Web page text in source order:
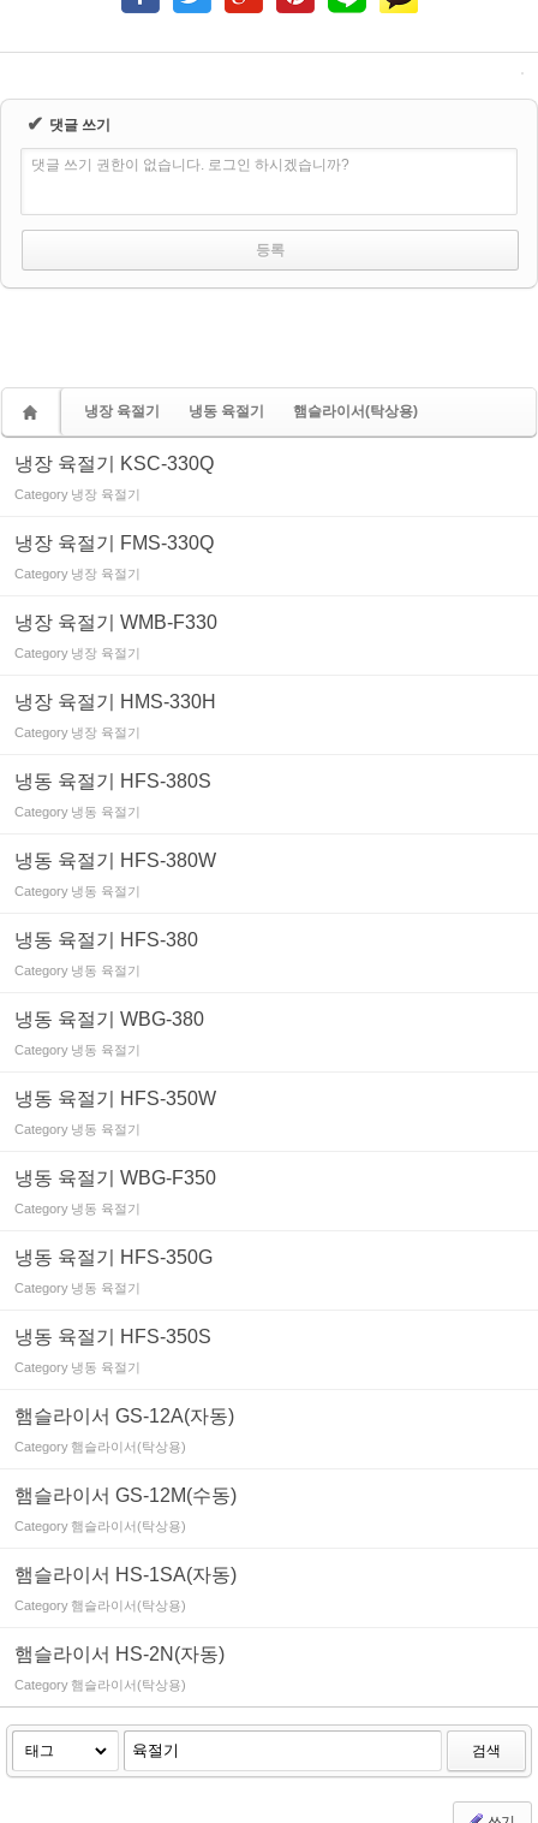
✔ 댓글 쓰기
댓글 쓰기 권한이 없습니다. 로그인 하시겠습니까?
냉장 육절기 냉동 육절기 햄슬라이서(탁상용)
냉장 육절기 KSC-330Q
Category 냉장 육절기
냉장 육절기 FMS-330Q
Category 냉장 육절기
냉장 육절기 WMB-F330
Category 냉장 육절기
냉장 육절기 HMS-330H
Category 냉장 육절기
냉동 육절기 HFS-380S
Category 냉동 육절기
냉동 육절기 HFS-380W
Category 냉동 육절기
냉동 육절기 HFS-380
Category 냉동 육절기
냉동 육절기 WBG-380
Category 냉동 육절기
냉동 육절기 HFS-350W
Category 냉동 육절기
냉동 육절기 WBG-F350
Category 냉동 육절기
냉동 육절기 HFS-350G
Category 냉동 육절기
냉동 육절기 HFS-350S
Category 냉동 육절기
햄슬라이서 GS-12A(자동)
Category 햄슬라이서(탁상용)
햄슬라이서 GS-12M(수동)
Category 햄슬라이서(탁상용)
햄슬라이서 HS-1SA(자동)
Category 햄슬라이서(탁상용)
햄슬라이서 HS-2N(자동)
Category 햄슬라이서(탁상용)
검색